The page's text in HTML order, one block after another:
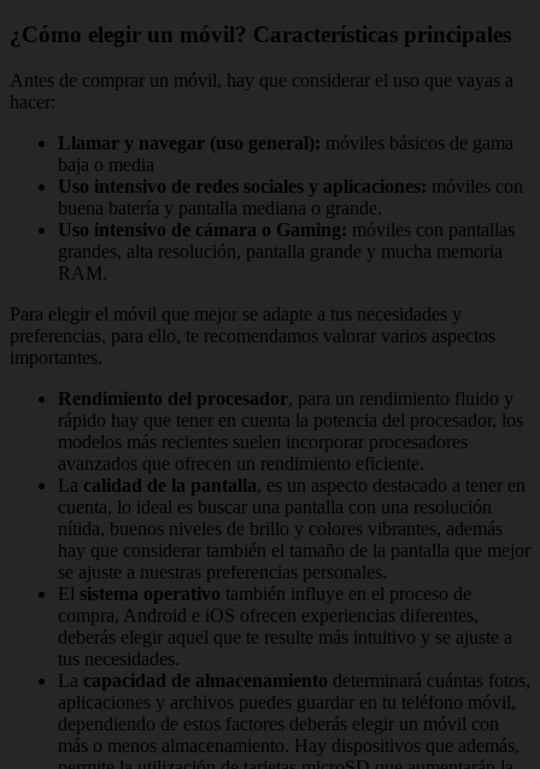
¿Cómo elegir un móvil? Características principales
Antes de comprar un móvil, hay que considerar el uso que vayas a
hacer:
Llamar y navegar (uso general): móviles básicos de gama
baja o media
Uso intensivo de redes sociales y aplicaciones: móviles con
buena batería y pantalla mediana o grande.
Uso intensivo de cámara o Gaming: móviles con pantallas
grandes, alta resolución, pantalla grande y mucha memoria
RAM.
Para elegir el móvil que mejor se adapte a tus necesidades y
preferencias, para ello, te recomendamos valorar varios aspectos
importantes.
Rendimiento del procesador, para un rendimiento fluido y
rápido hay que tener en cuenta la potencia del procesador, los
modelos más recientes suelen incorporar procesadores
avanzados que ofrecen un rendimiento eficiente.
La calidad de la pantalla, es un aspecto destacado a tener en
cuenta, lo ideal es buscar una pantalla con una resolución
nítida, buenos niveles de brillo y colores vibrantes, además
hay que considerar también el tamaño de la pantalla que mejor
se ajuste a nuestras preferencias personales.
El sistema operativo también influye en el proceso de
compra, Android e iOS ofrecen experiencias diferentes,
deberás elegir aquel que te resulte más intuitivo y se ajuste a
tus necesidades.
La capacidad de almacenamiento determinará cuántas fotos,
aplicaciones y archivos puedes guardar en tu teléfono móvil,
dependiendo de estos factores deberás elegir un móvil con
más o menos almacenamiento. Hay dispositivos que además,